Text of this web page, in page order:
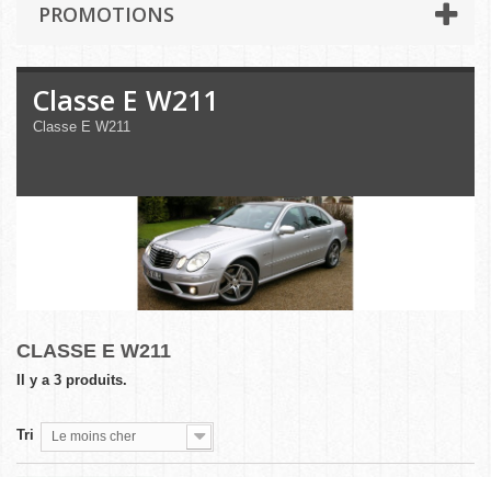
PROMOTIONS
Classe E W211
Classe E W211
CLASSE E W211
Il y a 3 produits.
Tri Le moins cher